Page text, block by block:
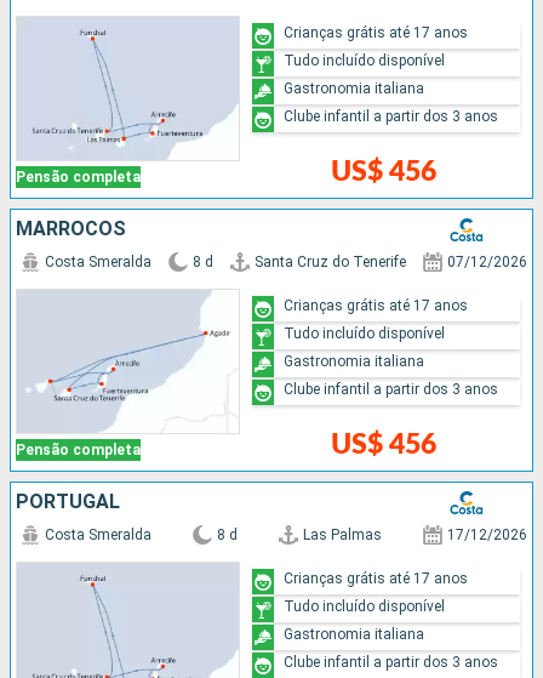
Pensão completa US$ 456
Crianças grátis até 17 anos
Tudo incluído disponível
Gastronomia italiana
Clube infantil a partir dos 3 anos
MARROCOS
Pensão completa
Costa Smeralda 8 d Santa Cruz do Tenerife 07/12/2026
US$ 456
Crianças grátis até 17 anos
Tudo incluído disponível
Gastronomia italiana
Clube infantil a partir dos 3 anos
PORTUGAL
Costa Smeralda 8 d Las Palmas 17/12/2026
Crianças grátis até 17 anos
Tudo incluído disponível
Gastronomia italiana
Clube infantil a partir dos 3 anos